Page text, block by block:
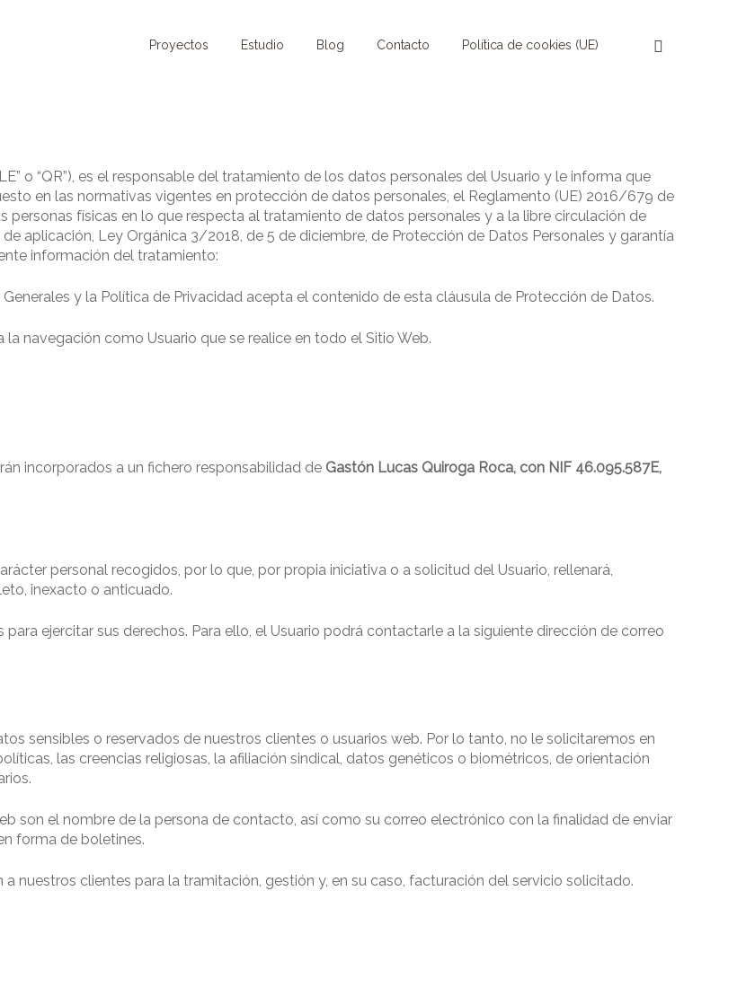
Proyectos Estudio Blog Contacto Política de cookies (UE)
o “QR”), es el responsable del tratamiento de los datos personales del Usuario y le informa que
en las normativas vigentes en protección de datos personales, el Reglamento (UE) 2016/679 de
personas físicas en lo que respecta al tratamiento de datos personales y a la libre circulación de
aplicación, Ley Orgánica 3/2018, de 5 de diciembre, de Protección de Datos Personales y garantía
información del tratamiento:
y la Política de Privacidad acepta el contenido de esta cláusula de Protección de Datos.
navegación como Usuario que se realice en todo el Sitio Web.
incorporados a un fichero responsabilidad de Gastón Lucas Quiroga Roca, con NIF 46.095.587E,
personal recogidos, por lo que, por propia iniciativa o a solicitud del Usuario, rellenará,
inexacto o anticuado.
ejercitar sus derechos. Para ello, el Usuario podrá contactarle a la siguiente dirección de correo
sensibles o reservados de nuestros clientes o usuarios web. Por lo tanto, no le solicitaremos en
las creencias religiosas, la afiliación sindical, datos genéticos o biométricos, de orientación
son el nombre de la persona de contacto, así como su correo electrónico con la finalidad de enviar
forma de boletines.
nuestros clientes para la tramitación, gestión y, en su caso, facturación del servicio solicitado.